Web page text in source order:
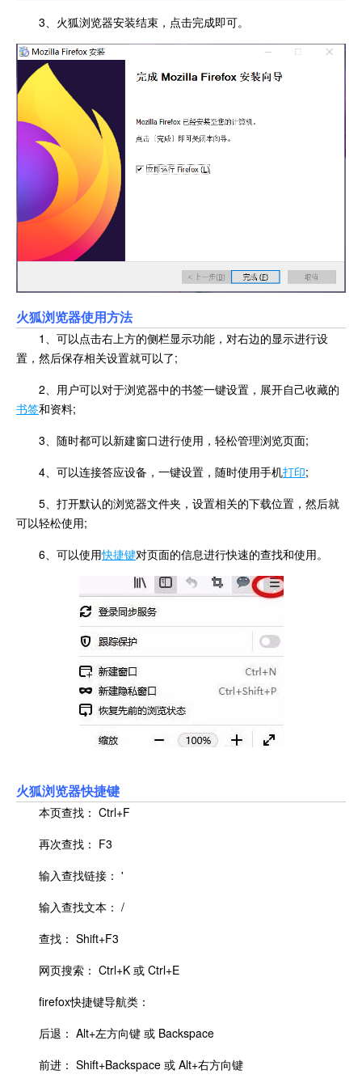
3、火狐浏览器安装结束，点击完成即可。
火狐浏览器使用方法
1、可以点击右上方的侧栏显示功能，对右边的显示进行设
置，然后保存相关设置就可以了;
2、用户可以对于浏览器中的书签一键设置，展开自己收藏的
书签和资料;
3、随时都可以新建窗口进行使用，轻松管理浏览页面;
4、可以连接答应设备，一键设置，随时使用手机打印;
5、打开默认的浏览器文件夹，设置相关的下载位置，然后就
可以轻松使用;
6、可以使用快捷键对页面的信息进行快速的查找和使用。
火狐浏览器快捷键
本页查找： Ctrl+F
再次查找： F3
输入查找链接： '
输入查找文本： /
查找： Shift+F3
网页搜索： Ctrl+K 或 Ctrl+E
firefox快捷键导航类：
后退： Alt+左方向键 或 Backspace
前进： Shift+Backspace 或 Alt+右方向键